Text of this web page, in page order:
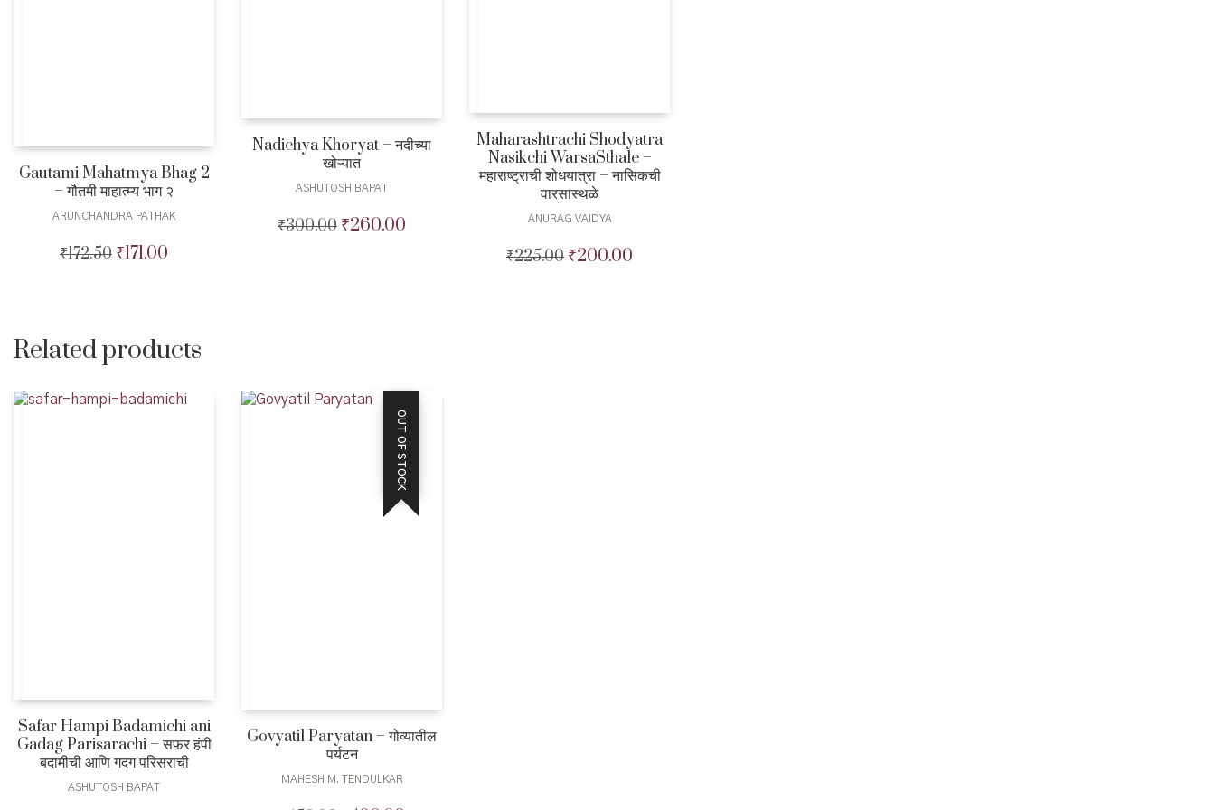
Gautami Mahatmya Bhag 2
– गौतमी माहात्म्य भाग २
ARUNCHANDRA PATHAK
₹172.50 Original
₹171.00
Nadichya Khoryat – नदीच्या
खोऱ्यात
ASHUTOSH BAPAT
₹300.00 Original
₹260.00
Maharashtrachi Shodyatra
Nasikchi WarsaSthale –
महाराष्ट्राची शोधयात्रा – नासिकची
वारसास्थळे
ANURAG VAIDYA
₹225.00 Original
₹200.00
Related products
Safar Hampi Badamichi ani
Gadag Parisarachi – सफर हंपी
बदामीची आणि गदग परिसराची
ASHUTOSH BAPAT
OUT OF STOCK
Govyatil Paryatan – गोव्यातील
पर्यटन
MAHESH M. TENDULKAR